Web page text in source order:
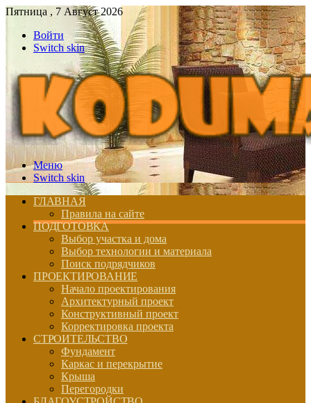
Пятница , 7 Август 2026
Войти
Switch skin
Меню
Switch skin
ГЛАВНАЯ
Правила на сайте
ПОДГОТОВКА
Выбор участка и дома
Выбор технологии и материала
Поиск подрядчиков
ПРОЕКТИРОВАНИЕ
Начало проектирования
Архитектурный проект
Конструктивный проект
Корректировка проекта
СТРОИТЕЛЬСТВО
Фундамент
Каркас и перекрытие
Крыша
Перегородки